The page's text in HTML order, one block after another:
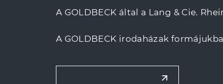
A GOLDBECK által a Lang & Cie.
A GOLDBECK irodaházak